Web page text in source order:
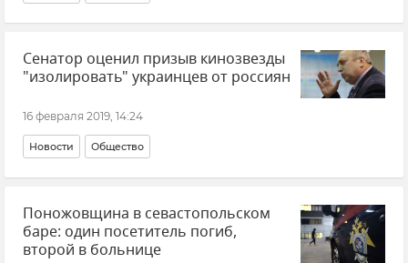
Сенатор оценил призыв кинозвезды
"изолировать" украинцев от россиян
16 февраля 2019, 14:24
Новости Общество
Поножовщина в севастопольском
баре: один посетитель погиб,
второй в больнице